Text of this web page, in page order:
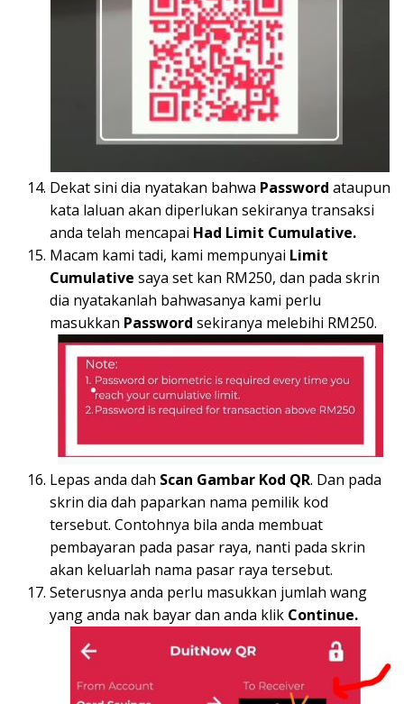
Dekat sini dia nyatakan bahwa Password ataupun
kata laluan akan diperlukan sekiranya transaksi
anda telah mencapai Had Limit Cumulative.
Macam kami tadi, kami mempunyai Limit
Cumulative saya set kan RM250, dan pada skrin
dia nyatakanlah bahwasanya kami perlu
masukkan Password sekiranya melebihi RM250.
Lepas anda dah Scan Gambar Kod QR. Dan pada
skrin dia dah paparkan nama pemilik kod
tersebut. Contohnya bila anda membuat
pembayaran pada pasar raya, nanti pada skrin
akan keluarlah nama pasar raya tersebut.
Seterusnya anda perlu masukkan jumlah wang
yang anda nak bayar dan anda klik Continue.